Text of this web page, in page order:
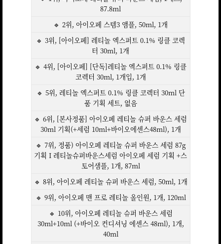
87.8ml
🔹 2위, 아이오페 스템3 앰플, 50ml, 1개
🔹 3위, [아이오페] 레티놀 엑스퍼트 0.1% 링클 코렉
터 30ml, 1개
🔹 4위, [아이오페] [단독]레티놀 엑스퍼트 0.1% 링클
코렉터 30ml, 1개입, 1개
🔹 5위, 레티놀 엑스퍼트 0.1% 링클 코렉터 30ml 단
품 기획 세트, 없음
🔹 6위, [본사정품] 아이오페 레티놀 슈퍼 바운스 세럼
30ml 기획(+세럼 10ml+바이오에센스48ml), 1개
🔹 7위, 정품) 아이오페 레티놀 슈퍼 바운스 세럼 87g
기획 I 레티놀슈퍼바운스세럼 아이오페 세럼 기획 +스
토어샘플, 1개, 87ml
🔹 8위, 아이오페 레티놀 슈퍼 바운스 세럼, 50ml, 1개
🔹 9위, 아이오페 맨 프로 레티놀 올인원, 1개, 120ml
🔹 10위, 아이오페 레티놀 슈퍼 바운스 세럼
30ml+10ml (+바이오 컨디셔닝 에센스 48ml), 1개,
40ml